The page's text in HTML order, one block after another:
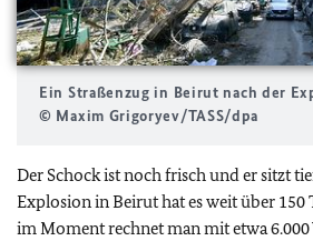
Ein Straßenzug in Beirut nach der
© Maxim Grigoryev/TASS/dpa
Der Schock ist noch frisch und er sitzt
Explosion in Beirut hat es weit über 150
im Moment rechnet man mit etwa 6.000